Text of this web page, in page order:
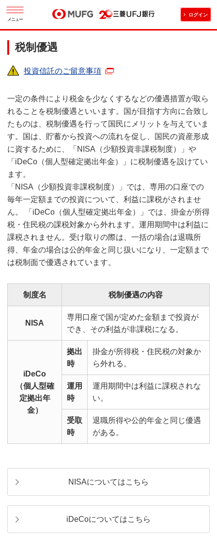
メニュー
ログイン
税制優遇
投資信託のご留意事項
一定の条件により税金を少なくするなどの優遇措置が取ら
れることを税制優遇といいます。国が目指す方向に合致し
たものは、税制優遇を行って国民にメリットを与えていま
す。国は、貯蓄から投資への流れを促し、国民の資産形成
に資するために、「NISA（少額投資非課税制度）」や
「iDeCo（個人型確定拠出年金）」に税制優遇を設けてい
ます。
「NISA（少額投資非課税制度）」では、専用の口座での
毎年一定額までの投資について、利益に課税がされませ
ん。 「iDeCo（個人型確定拠出年金）」では、掛金が所得
税・住民税の課税対象から外れます。運用期間中は利益に
課税されません。受け取りの際は、一括の場合は退職所
得、年金の場合は公的年金と同じ扱いになり、一定額まで
は税制面で優遇されています。
制度名 税制優遇の内容
NISA
専用口座で国が定めた金額まで投資が
でき、その利益が非課税になる。
iDeCo
（個人型確
定拠出年
金）
拠出
時
掛金が所得税・住民税の対象か
ら外れる。
運用
時
運用期間中は利益に課税されな
い。
受取
時
退職所得や公的年金と同じ優遇
がある。
NISAについてはこちら
iDeCoについてはこちら